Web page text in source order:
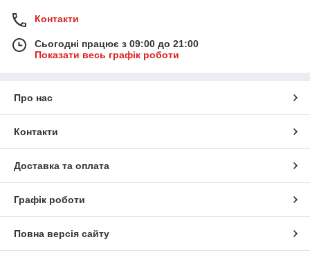
Контакти
Сьогодні працює з 09:00 до 21:00
Показати весь графік роботи
Про нас
Контакти
Доставка та оплата
Графік роботи
Повна версія сайту